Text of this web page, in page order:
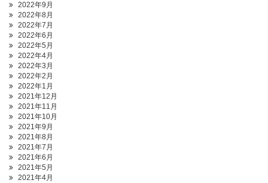
2022年9月
2022年8月
2022年7月
2022年6月
2022年5月
2022年4月
2022年3月
2022年2月
2022年1月
2021年12月
2021年11月
2021年10月
2021年9月
2021年8月
2021年7月
2021年6月
2021年5月
2021年4月